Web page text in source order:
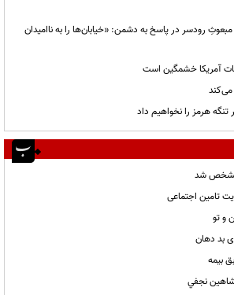
رودسر در پاسخ به دشمن: «خیابان‌ها را به ناامیدان
آمریکا خشمگین است
هرمز را نخواهیم داد
مشخص شد
تامین اجتماعی
و تو
بیمه
شاهين نجفي